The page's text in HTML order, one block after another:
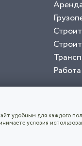
Работа
означает согласие с
удобным для каждого
условия